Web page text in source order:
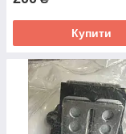
Купити